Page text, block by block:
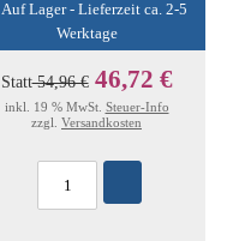
Auf Lager - Lieferzeit ca. 2-5
Werktage
Statt54,96 € 46,72 €
inkl. 19 % MwSt. Steuer-Info
zzgl. Versandkosten